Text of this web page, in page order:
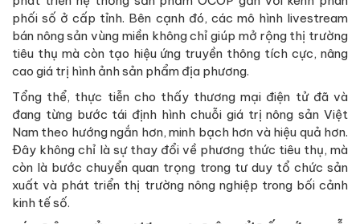
phối số ở cấp tỉnh. Bên cạnh đó, các mô hình livestream
bán nông sản vùng miền không chỉ giúp mở rộng thị trường
tiêu thụ mà còn tạo hiệu ứng truyền thông tích cực, nâng
cao giá trị hình ảnh sản phẩm địa phương.
Tổng thể, thực tiễn cho thấy thương mại điện tử đã và
đang từng bước tái định hình chuỗi giá trị nông sản Việt
Nam theo hướng ngắn hơn, minh bạch hơn và hiệu quả hơn.
Đây không chỉ là sự thay đổi về phương thức tiêu thụ, mà
còn là bước chuyển quan trọng trong tư duy tổ chức sản
xuất và phát triển thị trường nông nghiệp trong bối cảnh
kinh tế số.